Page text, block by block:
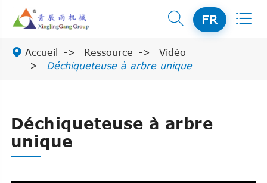
 FR 
 Accueil Ressource
Vidéo
Déchiqueteuse à arbre unique
Déchiqueteuse à arbre
unique